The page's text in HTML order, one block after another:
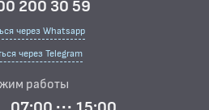
200 30 59
через Whatsapp
через Telegram
работы